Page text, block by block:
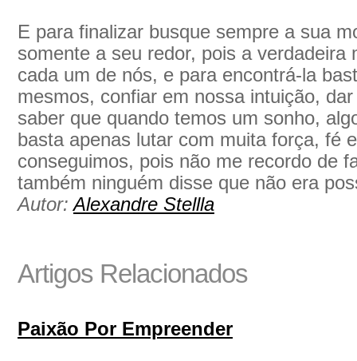
E para finalizar busque sempre a sua
somente a seu redor, pois a verdadeira
cada um de nós, e para encontrá-la
mesmos, confiar em nossa intuição,
saber que quando temos um sonho,
basta apenas lutar com muita força, fé
conseguimos, pois não me recordo de
também ninguém disse que não era
Autor:Alexandre Stellla
Artigos Relacionados
Paixão Por Empreender